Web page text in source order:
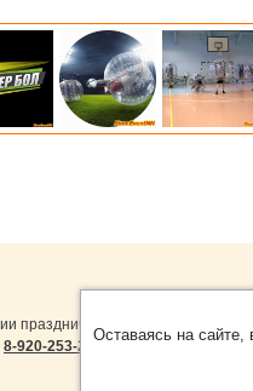
праздничных мероприятий в
8-920-253-22-14 ,8-999-077-15-51
Оставаясь на сайте,